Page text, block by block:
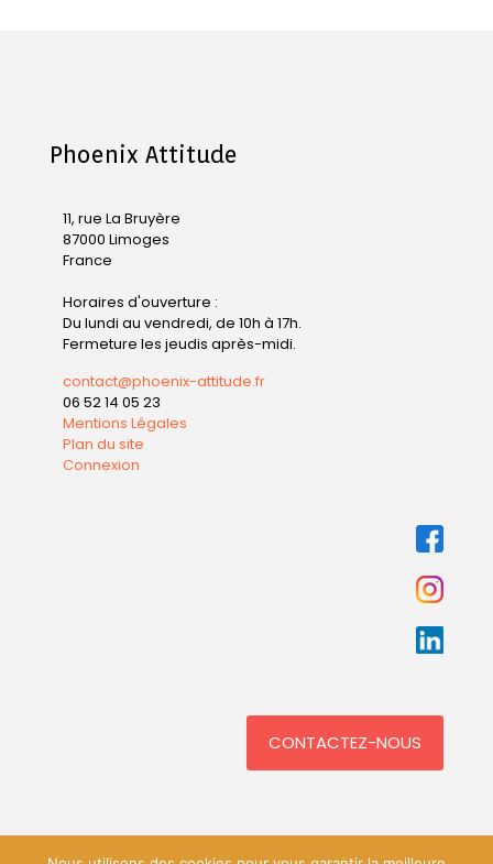
Phoenix Attitude
11, rue La Bruyère
87000 Limoges
France
Horaires d'ouverture :
Du lundi au vendredi, de 10h à 17h.
Fermeture les jeudis après-midi.
contact@phoenix-attitude.fr
06 52 14 05 23
Mentions Légales
Plan du site
Connexion
CONTACTEZ-NOUS